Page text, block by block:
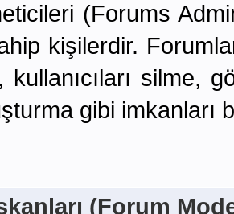
(Forums
kişilerdir.
kullanıcıları silme,
gibi imkanları
(Forum